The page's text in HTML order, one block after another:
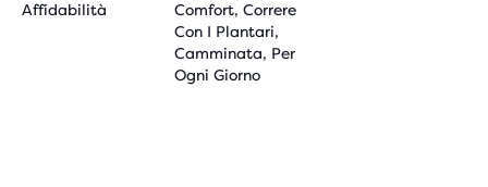
Affidabilità
Comfort, Correre
Con I Plantari,
Camminata, Per
Ogni Giorno